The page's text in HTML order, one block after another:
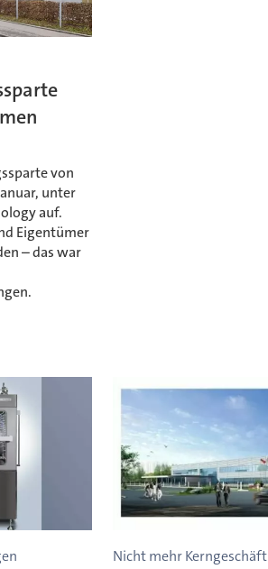
von
unter
auf.
Eigentümer
– das war
Nicht mehr Kerngeschäft